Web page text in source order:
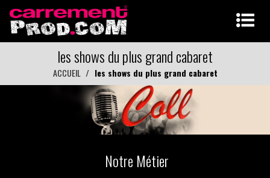
les shows du plus grand cabaret
ACCUEIL les shows du plus grand cabaret
Notre Métier